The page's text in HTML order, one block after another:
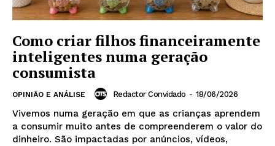
Como criar filhos financeiramente
inteligentes numa geração
consumista
OPINIÃO E ANÁLISE Redactor Convidado - 18/06/2026
Vivemos numa geração em que as crianças aprendem
a consumir muito antes de compreenderem o valor do
dinheiro. São impactadas por anúncios, vídeos,